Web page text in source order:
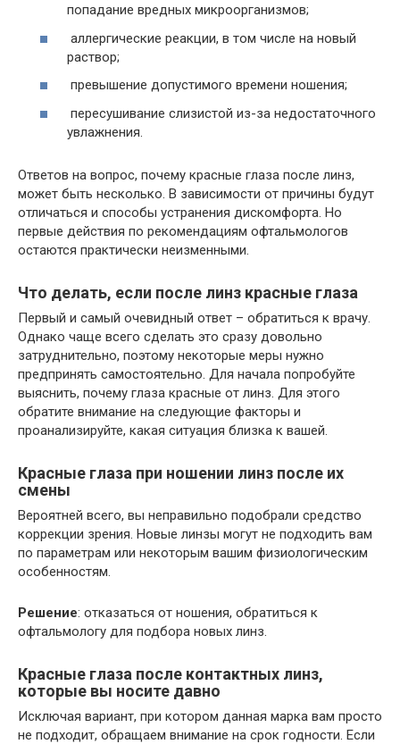
попадание вредных микроорганизмов;
аллергические реакции, в том числе на новый
раствор;
превышение допустимого времени ношения;
пересушивание слизистой из-за недостаточного
увлажнения.
Ответов на вопрос, почему красные глаза после линз,
может быть несколько. В зависимости от причины будут
отличаться и способы устранения дискомфорта. Но
первые действия по рекомендациям офтальмологов
остаются практически неизменными.
Что делать, если после линз красные глаза
Первый и самый очевидный ответ – обратиться к врачу.
Однако чаще всего сделать это сразу довольно
затруднительно, поэтому некоторые меры нужно
предпринять самостоятельно. Для начала попробуйте
выяснить, почему глаза красные от линз. Для этого
обратите внимание на следующие факторы и
проанализируйте, какая ситуация близка к вашей.
Красные глаза при ношении линз после их
смены
Вероятней всего, вы неправильно подобрали средство
коррекции зрения. Новые линзы могут не подходить вам
по параметрам или некоторым вашим физиологическим
особенностям.
Решение: отказаться от ношения, обратиться к
офтальмологу для подбора новых линз.
Красные глаза после контактных линз,
которые вы носите давно
Исключая вариант, при котором данная марка вам просто
не подходит, обращаем внимание на срок годности. Если